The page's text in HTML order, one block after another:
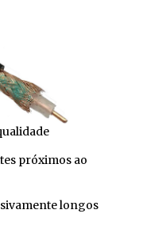
próximos ao
longos